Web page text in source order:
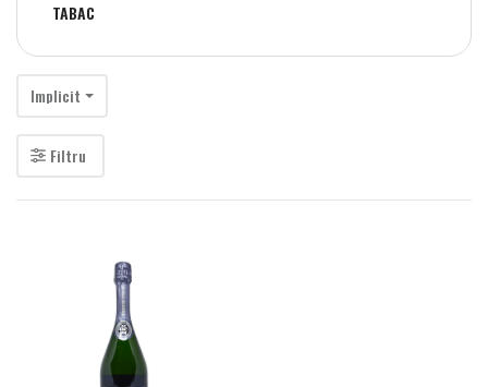
TABAC
Implicit
Filtru